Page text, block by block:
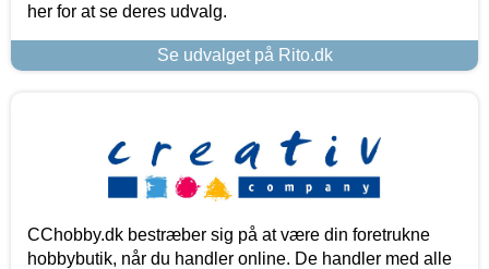
her for at se deres udvalg.
Se udvalget på Rito.dk
CChobby.dk bestræber sig på at være din foretrukne
hobbybutik, når du handler online. De handler med alle